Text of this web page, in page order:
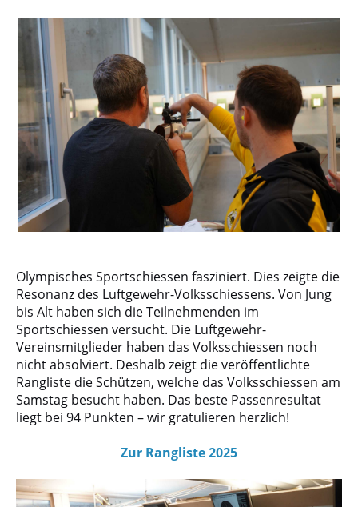
Olympisches Sportschiessen fasziniert. Dies zeigte die
Resonanz des Luftgewehr-Volksschiessens. Von Jung
bis Alt haben sich die Teilnehmenden im
Sportschiessen versucht. Die Luftgewehr-
Vereinsmitglieder haben das Volksschiessen noch
nicht absolviert. Deshalb zeigt die veröffentlichte
Rangliste die Schützen, welche das Volksschiessen am
Samstag besucht haben. Das beste Passenresultat
liegt bei 94 Punkten – wir gratulieren herzlich!
Zur Rangliste 2025